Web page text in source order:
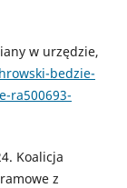
w urzędzie,
bedzie-
ra500693-
Koalicja
z